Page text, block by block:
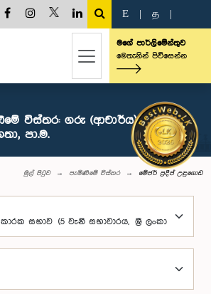
E த
මගේ පාර්ලිමේන්තුව
මෙතැනින් පිවිසෙන්න
විස්තර: ගරු (ආචාර්ය) මේජර්
පා.ම.
මුල් පිටුව පැමිණීමේ විස්තර මේජර් ප්‍රදීප් උඳුගොඩ